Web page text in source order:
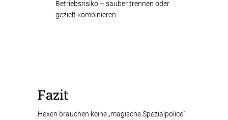
Betriebsrisiko – sauber trennen oder
gezielt kombinieren.
Fazit
Hexen brauchen keine „magische Spezialpolice“.